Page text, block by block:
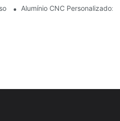
Explorando As Últimas
Alumínio CNC Personalizado: